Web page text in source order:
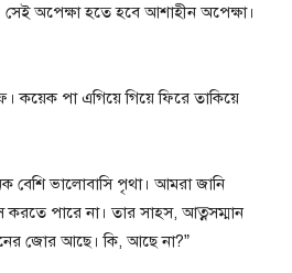
সেই অপেক্ষা হতে হবে আশাহীন অপেক্ষা।
কয়েক পা এগিয়ে গিয়ে ফিরে তাকিয়ে
ভালোবাসি পৃথা। আমরা জানি
করতে পারে না। তার সাহস, আত্নসম্মান
জোর আছে। কি, আছে না?”